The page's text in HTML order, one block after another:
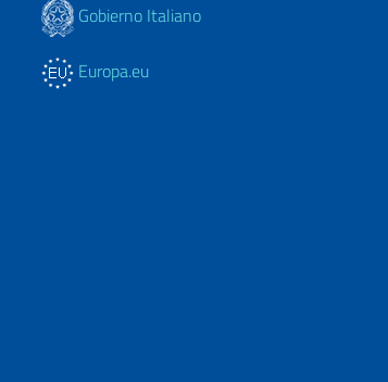
Gobierno Italiano
Europa.eu